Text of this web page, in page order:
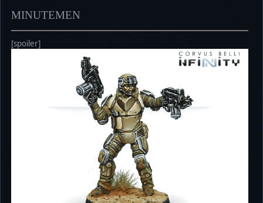
MINUTEMEN
[spoiler]